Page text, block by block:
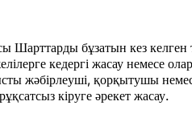
Шарттарды бұзатын кез келген
кедергі жасау немесе
жәбірлеуші, қорқытушы
кіруге әрекет жасау.